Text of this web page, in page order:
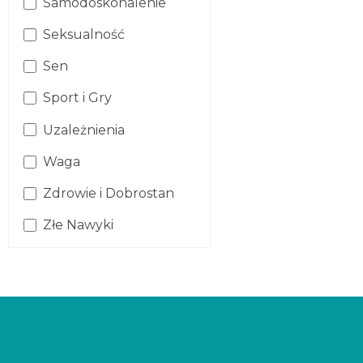
Seksualność
Sen
Sport i Gry
Uzależnienia
Waga
Zdrowie i Dobrostan
Złe Nawyki